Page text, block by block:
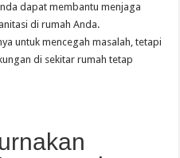
dapat membantu menjaga
di rumah Anda.
untuk mencegah masalah, tetapi
di sekitar rumah tetap